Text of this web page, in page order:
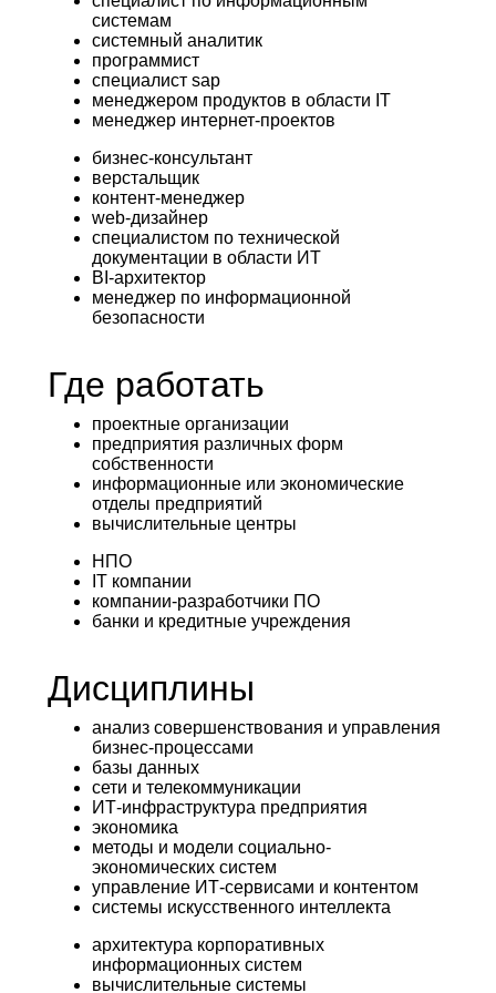
системам
системный аналитик
программист
специалист sap
менеджером продуктов в области IT
менеджер интернет-проектов
бизнес-консультант
верстальщик
контент-менеджер
web-дизайнер
специалистом по технической
документации в области ИТ
BI-архитектор
менеджер по информационной
безопасности
Где работать
проектные организации
предприятия различных форм
собственности
информационные или экономические
отделы предприятий
вычислительные центры
НПО
IT компании
компании-разработчики ПО
банки и кредитные учреждения
Дисциплины
анализ совершенствования и управления
бизнес-процессами
базы данных
сети и телекоммуникации
ИТ-инфраструктура предприятия
экономика
методы и модели социально-
экономических систем
управление ИТ-сервисами и контентом
системы искусственного интеллекта
архитектура корпоративных
информационных систем
вычислительные системы